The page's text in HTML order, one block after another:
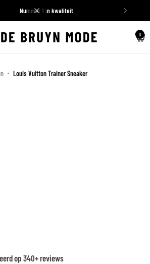
nummer 1 in kwaliteit
0
Louis Vuitton Trainer Sneaker
op 340+ reviews